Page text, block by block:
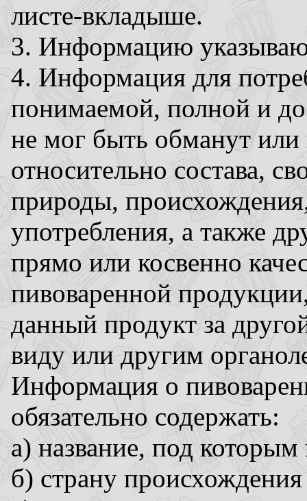
листе-вкладыше.
3. Информацию
4. Информация для
понимаемой, полной и
не мог быть обманут или
относительно состава,
природы,
употребления, а также
прямо или косвенно
пивоваренной
данный продукт за
виду или другим
Информация о
обязательно содержать:
а) название, под которым
б) страну